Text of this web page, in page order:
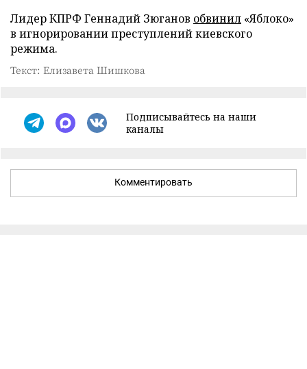
Лидер КПРФ Геннадий Зюганов обвинил «Яблоко»
в игнорировании преступлений киевского
режима.
Текст: Елизавета Шишкова
Подписывайтесь на наши
каналы
Комментировать